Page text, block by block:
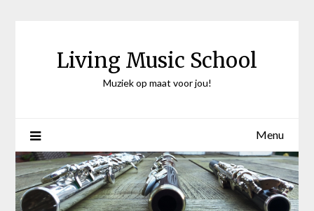
Living Music School
Muziek op maat voor jou!
Menu